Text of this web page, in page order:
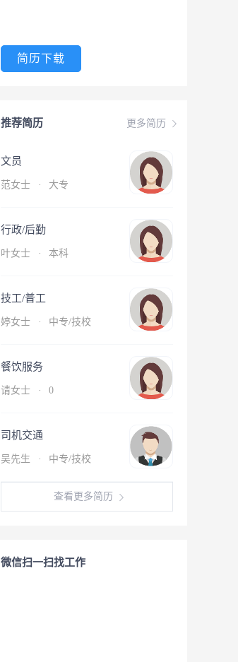
简历下载
更多简历
推荐简历
文员
范女士 · 大专
行政/后勤
叶女士 · 本科
技工/普工
婷女士 · 中专/技校
餐饮服务
请女士 · 0
司机交通
吴先生 · 中专/技校
查看更多简历
微信扫一扫找工作